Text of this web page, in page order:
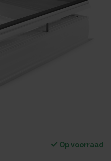
Op voorraad